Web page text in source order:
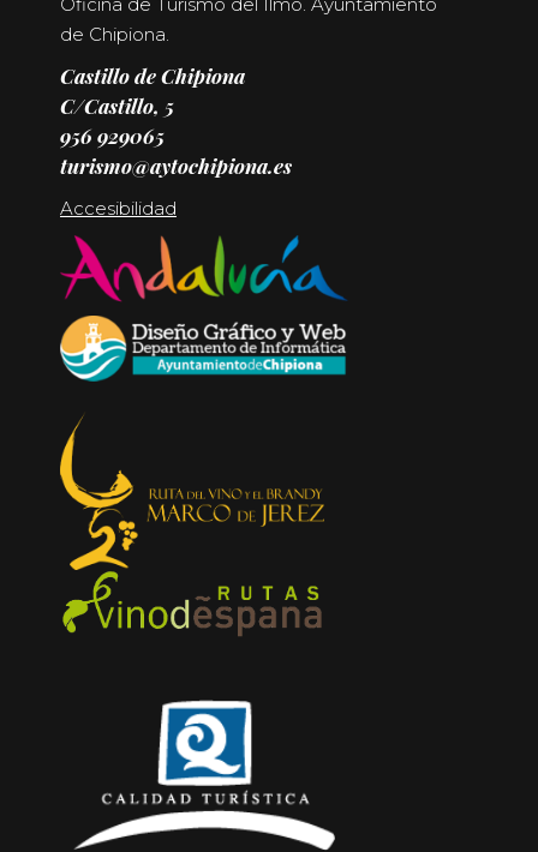
de Chipiona.
Castillo de Chipiona
C/Castillo, 5
956 929065
turismo@aytochipiona.es
Accesibilidad